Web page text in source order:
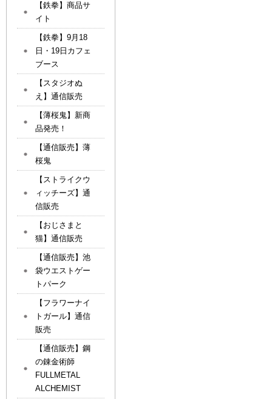
【鉄拳】商品サ
イト
【鉄拳】9月18
日・19日カフェ
ブース
【スタジオぬ
え】通信販売
【薄桜鬼】新商
品発売！
【通信販売】薄
桜鬼
【ストライクウ
ィッチーズ】通
信販売
【おじさまと
猫】通信販売
【通信販売】池
袋ウエストゲー
トパーク
【フラワーナイ
トガール】通信
販売
【通信販売】鋼
の錬金術師
FULLMETAL
ALCHEMIST